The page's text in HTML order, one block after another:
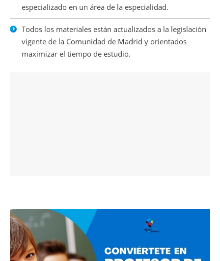
especializado en un área de la especialidad.
Todos los materiales están actualizados a la legislación
vigente de la Comunidad de Madrid y orientados
maximizar el tiempo de estudio.